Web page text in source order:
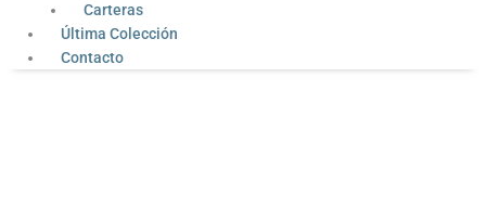
Carteras
Última Colección
Contacto